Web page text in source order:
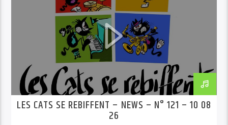
LES CATS SE REBIFFENT – NEWS – N° 121 – 10 08
26